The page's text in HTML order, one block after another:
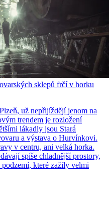
sklepů frčí v horku
už nepřijíždějí jenom na
trendem je rozložení
lákadly jsou Stará
a výstava o Hurvínkovi.
v centru, ani velká horka.
spíše chladnější prostory,
které zažily velmi